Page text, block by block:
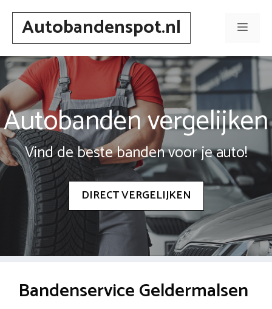
Spring
inhoudAutobandenspot.nl Menu
Autobanden vergelijken
Vind de beste banden voor je auto!
DIRECT VERGELIJKEN
Bandenservice Geldermalsen